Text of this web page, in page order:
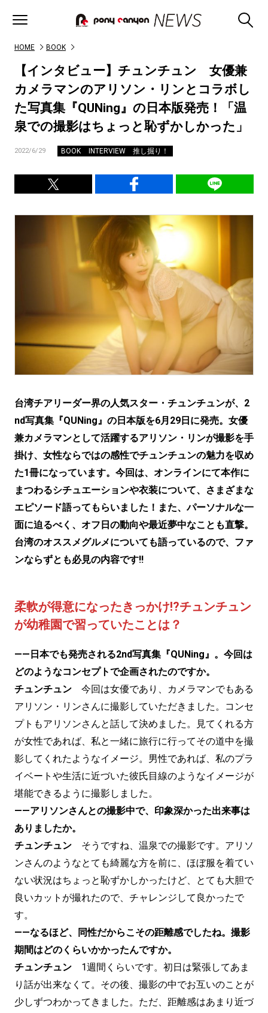
HOME BOOK
【インタビュー】チュンチュン 女優兼
カメラマンのアリソン・リンとコラボし
た写真集『QUNing』の日本版発売！「温
泉での撮影はちょっと恥ずかしかった」
2022/6/29 BOOK INTERVIEW 推し掘り！
台湾チアリーダー界の人気スター・チュンチュンが、2
nd写真集『QUNing』の日本版を6月29日に発売。女優
兼カメラマンとして活躍するアリソン・リンが撮影を手
掛け、女性ならではの感性でチュンチュンの魅力を収め
た1冊になっています。今回は、オンラインにて本作に
まつわるシチュエーションや衣装について、さまざまな
エピソード語ってもらいました！また、パーソナルな一
面に迫るべく、オフ日の動向や最近夢中なことも直撃。
台湾のオススメグルメについても語っているので、ファ
ンならずとも必見の内容です!!
柔軟が得意になったきっかけ!?チュンチュン
が幼稚園で習っていたことは？
——日本でも発売される2nd写真集『QUNing』。今回は
どのようなコンセプトで企画されたのですか。
チュンチュン 今回は女優であり、カメラマンでもある
アリソン・リンさんに撮影していただきました。コンセ
プトもアリソンさんと話して決めました。見てくれる方
が女性であれば、私と一緒に旅行に行ってその道中を撮
影してくれたようなイメージ。男性であれば、私のプラ
イベートや生活に近づいた彼氏目線のようなイメージが
堪能できるように撮影しました。
——アリソンさんとの撮影中で、印象深かった出来事は
ありましたか。
チュンチュン そうですね、温泉での撮影です。アリソ
ンさんのようなとても綺麗な方を前に、ほぼ服を着てい
ない状況はちょっと恥ずかしかったけど、とても大胆で
良いカットが撮れたので、チャレンジして良かったで
す。
——なるほど、同性だからこその距離感でしたね。撮影
期間はどのくらいかかったんですか。
チュンチュン 1週間くらいです。初日は緊張してあま
り話が出来なくて。その後、撮影の中でお互いのことが
少しずつわかってきました。ただ、距離感はあまり近づ